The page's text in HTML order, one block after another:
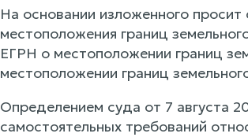
На основании изложенного
местоположения границ
ЕГРН о местоположении границ
местоположении границ
Определением суда от 7 августа
самостоятельных требований